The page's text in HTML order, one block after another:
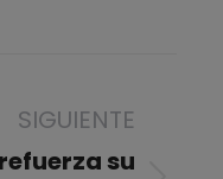
SIGUIENTE
su